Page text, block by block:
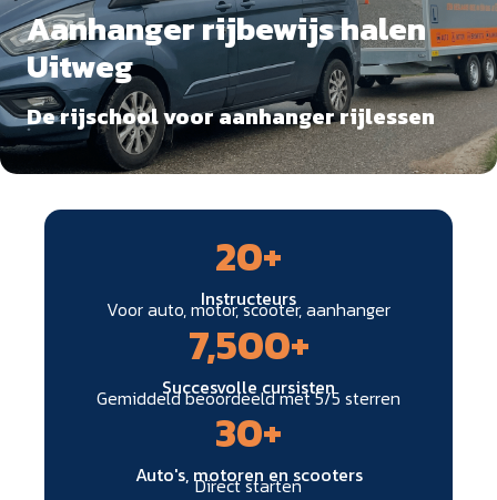
Aanhanger rijbewijs halen
Uitweg
De rijschool voor aanhanger rijlessen
Instructeurs
20+
Voor auto, motor, scooter, aanhanger
Succesvolle cursisten
7,500+
Gemiddeld beoordeeld met 5/5 sterren
Auto's, motoren en scooters
30+
Direct starten